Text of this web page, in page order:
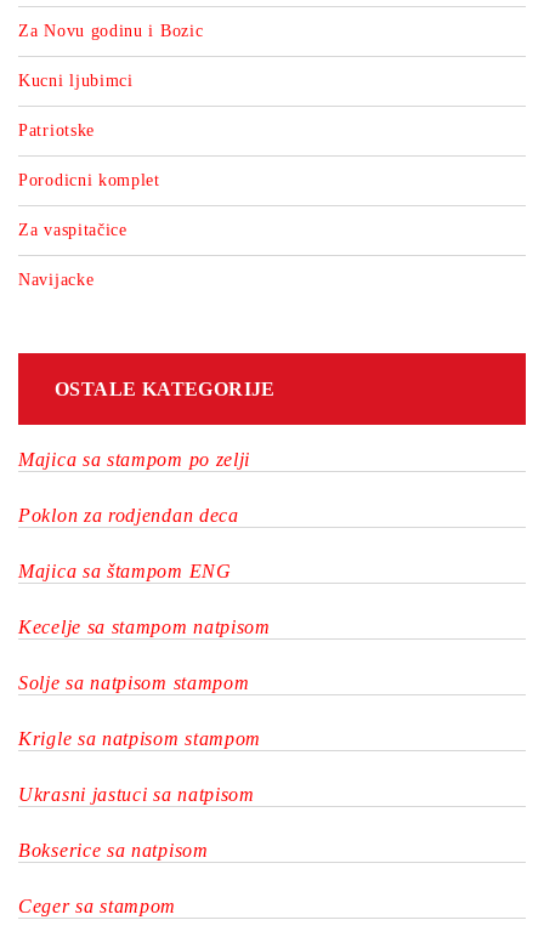
Za Novu godinu i Bozic
Kucni ljubimci
Patriotske
Porodicni komplet
Za vaspitačice
Navijacke
OSTALE KATEGORIJE
Majica sa stampom po zelji
Poklon za rodjendan deca
Majica sa štampom ENG
Kecelje sa stampom natpisom
Solje sa natpisom stampom
Krigle sa natpisom stampom
Ukrasni jastuci sa natpisom
Bokserice sa natpisom
Ceger sa stampom